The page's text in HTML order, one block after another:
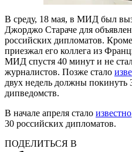
В среду, 18 мая, в МИД был
Джорджо Стараче для
российских дипломатов.
приезжал его коллега из
МИД спустя 40 минут и не
журналистов. Позже стало
двух недель должны покинуть
дипведомств.
В начале апреля стало известно
30 российских дипломатов.
ПОДЕЛИТЬСЯ В